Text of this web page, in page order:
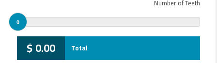
Number of Teeth
0
Total
0.00
$